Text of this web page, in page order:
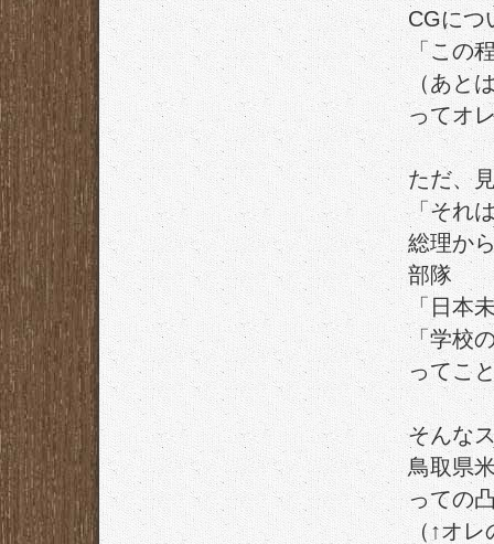
CGにつ
「この
（あと
ってオ
ただ、
「それ
総理か
部隊
「日本
「学校
ってこ
そんな
鳥取県
っての
（↑オレ